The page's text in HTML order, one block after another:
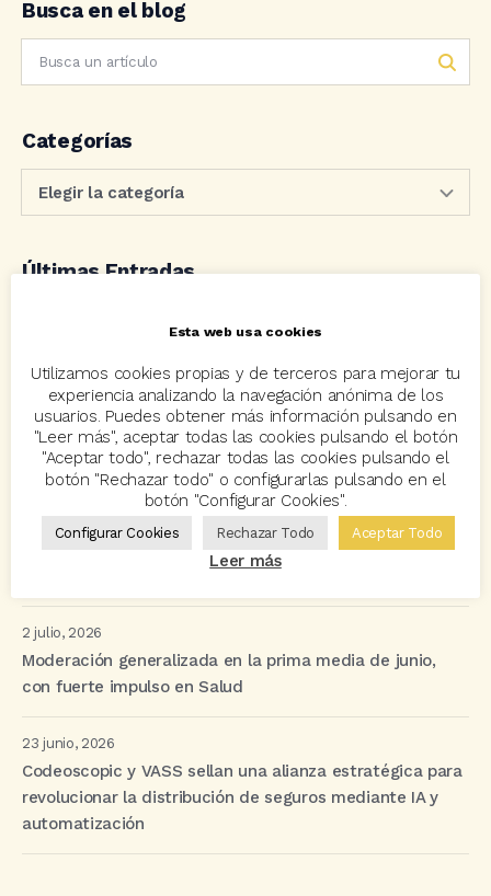
Busca en el blog
Categorías
Últimas Entradas
13 julio, 2026
Se cumple un lustro del proyecto “Tecnología para un
mundo mejor”
Un junio para la historia: Avant2 Sales Manager bate
2 julio, 2026
Moderación generalizada en la prima media de junio,
con fuerte impulso en Salud
23 junio, 2026
Codeoscopic y VASS sellan una alianza estratégica para
revolucionar la distribución de seguros mediante IA y
automatización
Esta web usa cookies
Utilizamos cookies propias y de terceros para mejorar tu
experiencia analizando la navegación anónima de los
usuarios. Puedes obtener más información pulsando en
"Leer más", aceptar todas las cookies pulsando el botón
"Aceptar todo", rechazar todas las cookies pulsando el
botón "Rechazar todo" o configurarlas pulsando en el
botón "Configurar Cookies".
Configurar Cookies Rechazar Todo Aceptar Todo
Leer más